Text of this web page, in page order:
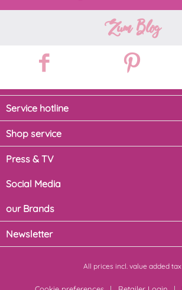
Zum Blog
Service hotline
Shop service
Press & TV
Social Media
our Brands
Newsletter
All prices incl. value added tax